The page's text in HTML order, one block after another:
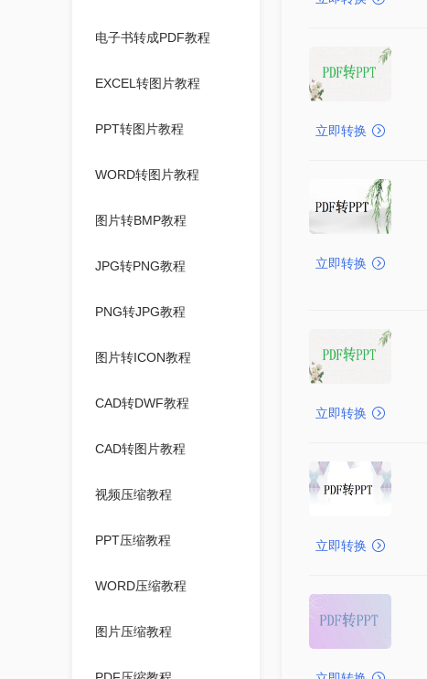
电子书转成PDF教程
EXCEL转图片教程
PPT转图片教程
WORD转图片教程
图片转BMP教程
JPG转PNG教程
PNG转JPG教程
图片转ICON教程
CAD转DWF教程
CAD转图片教程
视频压缩教程
PPT压缩教程
WORD压缩教程
图片压缩教程
立即转换
立即转换
立即转换
立即转换